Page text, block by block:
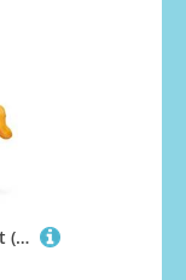
Nintendo Amiibo Duck Shoot (Super Smash Bros Series) for Wii U, 3DS